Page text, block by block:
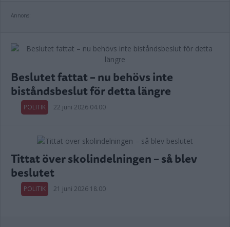
Annons:
Beslutet fattat – nu behövs inte
biståndsbeslut för detta längre
POLITIK 22 juni 2026 04.00
Tittat över skolindelningen – så blev
beslutet
POLITIK 21 juni 2026 18.00